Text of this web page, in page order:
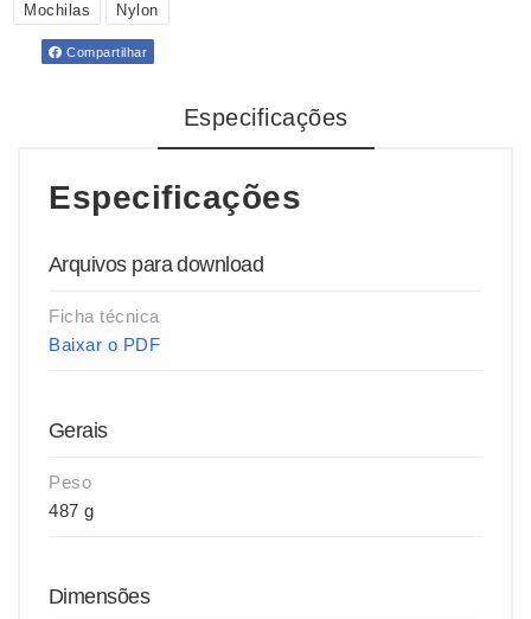
Mochilas
Nylon
Compartilhar
Especificações
Especificações
Arquivos para download
Ficha técnica
Baixar o PDF
Gerais
Peso
487 g
Dimensões